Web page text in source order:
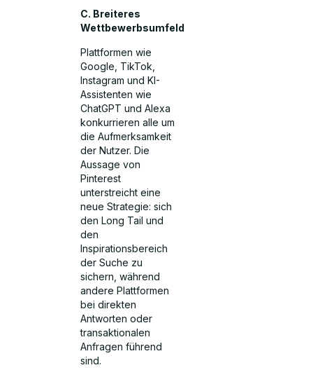
C. Breiteres
Wettbewerbsumfeld
Plattformen wie
Google, TikTok,
Instagram und KI-
Assistenten wie
ChatGPT und Alexa
konkurrieren alle um
die Aufmerksamkeit
der Nutzer. Die
Aussage von
Pinterest
unterstreicht eine
neue Strategie: sich
den Long Tail und
den
Inspirationsbereich
der Suche zu
sichern, während
andere Plattformen
bei direkten
Antworten oder
transaktionalen
Anfragen führend
sind.